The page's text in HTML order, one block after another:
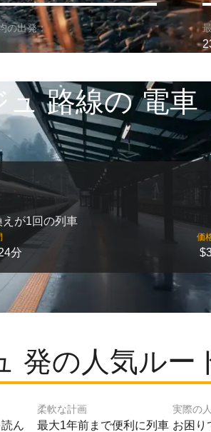
の出発：
路線の 電車
えが1回の列車
分
価
発の人気ルー
読ん
柔軟な計画
最大1年前まで便利に列車
実際の
お困り